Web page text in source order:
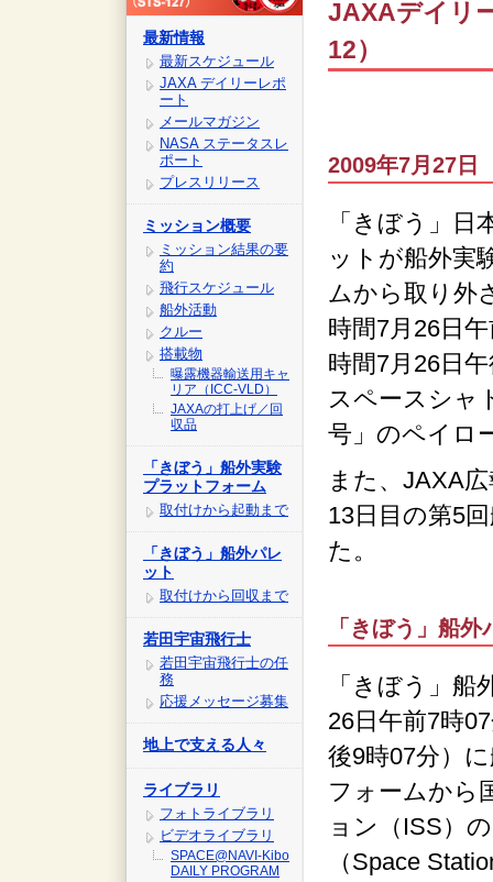
最新情報
最新スケジュール
JAXA デイリーレポ
ート
メールマガジン
NASA ステータスレ
ポート
プレスリリース
ミッション概要
ミッション結果の要
約
飛行スケジュール
船外活動
クルー
搭載物
曝露機器輸送用キャ
リア（ICC-VLD）
JAXAの打上げ／回
収品
「きぼう」船外実験
プラットフォーム
取付けから起動まで
「きぼう」船外パレ
ット
取付けから回収まで
若田宇宙飛行士
若田宇宙飛行士の任
務
応援メッセージ募集
地上で支える人々
ライブラリ
フォトライブラリ
ビデオライブラリ
SPACE@NAVI-Kibo
DAILY PROGRAM
JAXAデイリ
12）
2009年7月27
「きぼう」日
ットが船外実
ムから取り外
時間7月26日
時間7月26日
スペースシャ
号」のペイロ
また、JAXA
13日目の第5
た。
「きぼう」船外
「きぼう」船
26日午前7時
後9時07分）
フォームから
ョン（ISS）
（Space